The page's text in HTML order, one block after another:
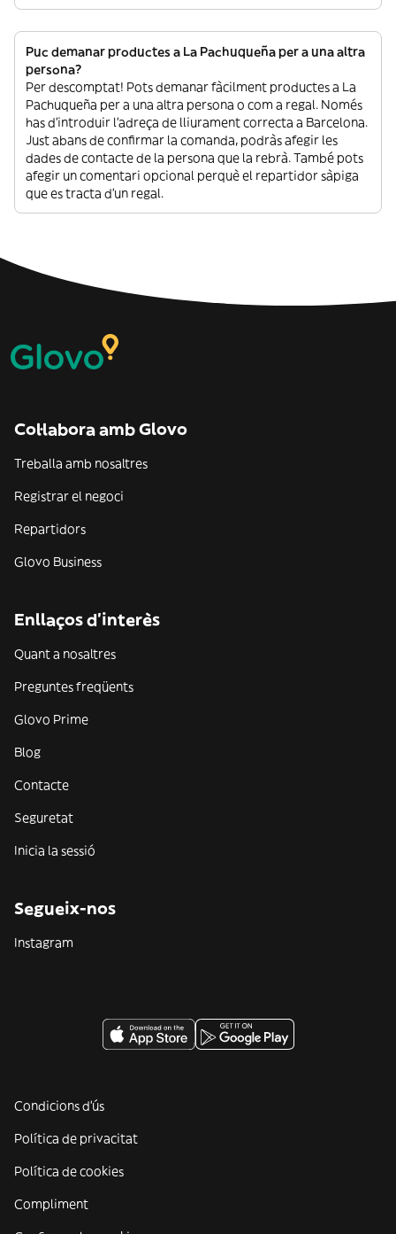
Puc demanar productes a La Pachuqueña per a una altra
persona?
Per descomptat! Pots demanar fàcilment productes a La
Pachuqueña per a una altra persona o com a regal. Només
has d’introduir l’adreça de lliurament correcta a Barcelona.
Just abans de confirmar la comanda, podràs afegir les
dades de contacte de la persona que la rebrà. També pots
afegir un comentari opcional perquè el repartidor sàpiga
que es tracta d’un regal.
Col·labora amb Glovo
Treballa amb nosaltres
Registrar el negoci
Repartidors
Glovo Business
Enllaços d'interès
Quant a nosaltres
Preguntes freqüents
Glovo Prime
Blog
Contacte
Seguretat
Inicia la sessió
Segueix-nos
Instagram
Condicions d'ús
Política de privacitat
Política de cookies
Compliment